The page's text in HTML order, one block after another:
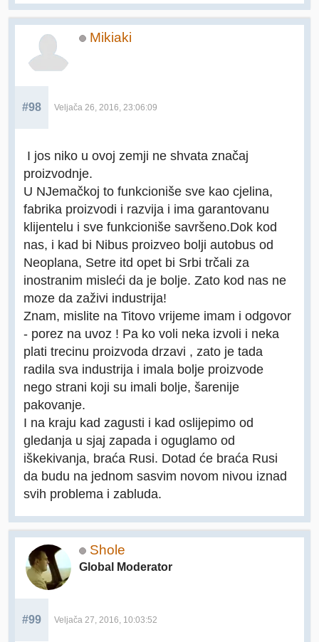
Mikiaki
#98 Veljača 26, 2016, 23:06:09
I jos niko u ovoj zemji ne shvata značaj
proizvodnje.
U NJemačkoj to funkcioniše sve kao cjelina,
fabrika proizvodi i razvija i ima garantovanu
klijentelu i sve funkcioniše savršeno.Dok kod
nas, i kad bi Nibus proizveo bolji autobus od
Neoplana, Setre itd opet bi Srbi trčali za
inostranim misleći da je bolje. Zato kod nas ne
moze da zaživi industrija!
Znam, mislite na Titovo vrijeme imam i odgovor
- porez na uvoz ! Pa ko voli neka izvoli i neka
plati trecinu proizvoda drzavi , zato je tada
radila sva industrija i imala bolje proizvode
nego strani koji su imali bolje, šarenije
pakovanje.
I na kraju kad zagusti i kad oslijepimo od
gledanja u sjaj zapada i oguglamo od
iškekivanja, braća Rusi. Dotad će braća Rusi
da budu na jednom sasvim novom nivou iznad
svih problema i zabluda.
Shole
Global Moderator
#99 Veljača 27, 2016, 10:03:52